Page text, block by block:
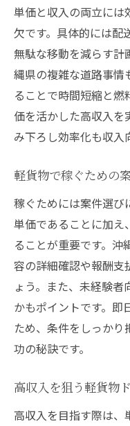
単価と収入の両立には
欠です。具体的には配
無駄な移動を減らす計
縄県の複雑な道路事情
ることで時間短縮と
価を活かした高収入を
み下ろし効率化も収入
軽貨物で稼ぐための
稼ぐためには案件選び
単価であることに加え
ることが重要です。沖
容の詳細確認や報酬支
ょう。また、未経験者
かもポイントです。即
ため、条件をしっか
功の秘訣です。
高収入を狙う軽貨物
高収入を目指す際は、